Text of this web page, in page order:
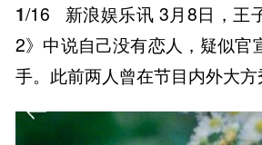
1/16
新浪娱乐讯 3月8日，王
2》中说自己没有恋人，疑似官
手。此前两人曾在节目内外大方